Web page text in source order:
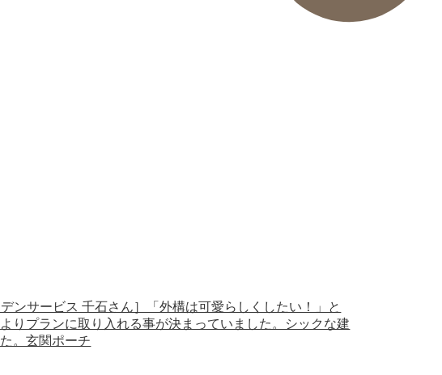
ンサービス 千石さん］「外構は可愛らしくしたい！」と
りプランに取り入れる事が決まっていました。シックな建
。玄関ポーチ